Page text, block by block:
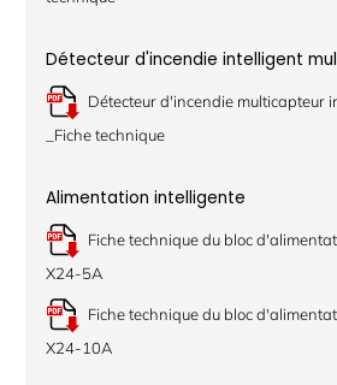
Détecteur d'incendie intelligent
Détecteur d'incendie multicapteur
_Fiche technique
Alimentation intelligente
Fiche technique du bloc
X24-5A
Fiche technique du bloc
X24-10A